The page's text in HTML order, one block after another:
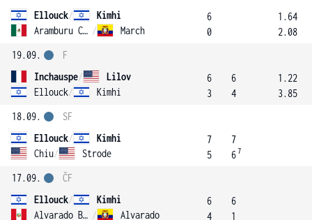
Ellouck/
Kimhi
Aramburu Contreras / March
6
0
1.64
2.08
19.09.
Inchauspe/
Lilov
Ellouck/ Kimhi
F
6
3
6
4
1.22
3.85
18.09.
Ellouck/
Kimhi
Chiu/ Strode
SF
7
5
7
67
17.09.
Ellouck/
Kimhi
Alvarado Berrospi / Alvarado
ČF
6
4
6
1